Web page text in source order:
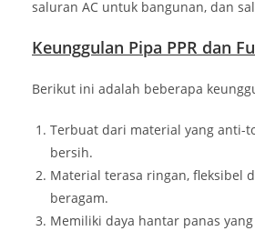
saluran AC untuk bangunan, dan
Keunggulan Pipa PPR dan
Berikut ini adalah beberapa
Terbuat dari material yang anti-
bersih.
Material terasa ringan, fleksibel
beragam.
Memiliki daya hantar panas